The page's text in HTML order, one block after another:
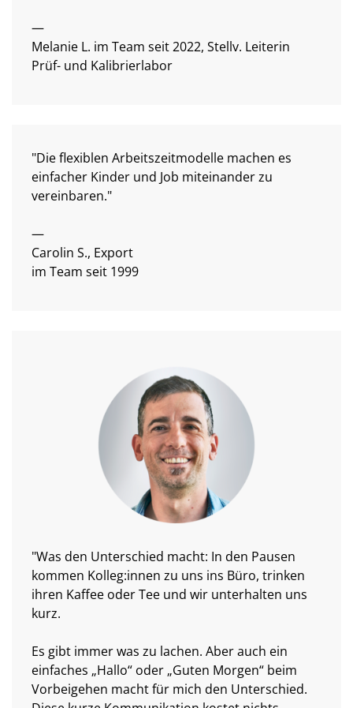
—
Melanie L. im Team seit 2022, Stellv. Leiterin
Prüf- und Kalibrierlabor
"Die flexiblen Arbeitszeitmodelle machen es
einfacher Kinder und Job miteinander zu
vereinbaren."
—
Carolin S., Export
im Team seit 1999
"Was den Unterschied macht: In den Pausen
kommen Kolleg:innen zu uns ins Büro, trinken
ihren Kaffee oder Tee und wir unterhalten uns
kurz.
Es gibt immer was zu lachen. Aber auch ein
einfaches „Hallo“ oder „Guten Morgen“ beim
Vorbeigehen macht für mich den Unterschied.